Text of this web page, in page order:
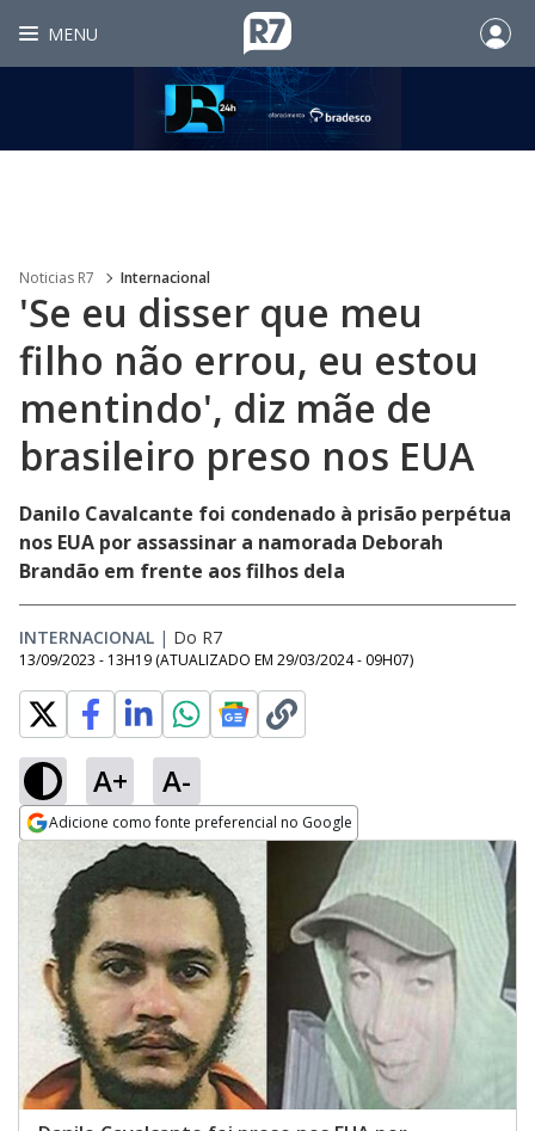
MENU
Noticias R7 Internacional
'Se eu disser que meu
filho não errou, eu estou
mentindo', diz mãe de
brasileiro preso nos EUA
Danilo Cavalcante foi condenado à prisão perpétua
nos EUA por assassinar a namorada Deborah
Brandão em frente aos filhos dela
INTERNACIONAL | Do R7
13/09/2023 - 13H19 (ATUALIZADO EM 29/03/2024 - 09H07)
A+ A-
Adicione como fonte preferencial no Google
Opens in new window